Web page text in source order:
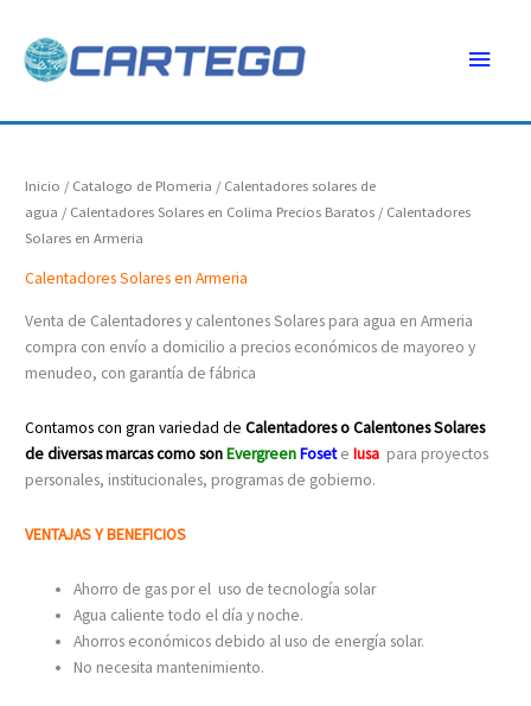
contenido
Inicio / Catalogo de Plomeria / Calentadores solares de
agua / Calentadores Solares en Colima Precios Baratos / Calentadores
Solares en Armeria
Calentadores Solares en Armeria
Venta de Calentadores y calentones Solares para agua en Armeria
compra con envío a domicilio a precios económicos de mayoreo y
menudeo, con garantía de fábrica
Contamos con gran variedad de Calentadores o Calentones Solares
de diversas marcas como sonEvergreenFoseteIusa para proyectos
personales, institucionales, programas de gobierno.
VENTAJAS Y BENEFICIOS
Ahorro de gas por el uso de tecnología solar
Agua caliente todo el día y noche.
Ahorros económicos debido al uso de energía solar.
No necesita mantenimiento.